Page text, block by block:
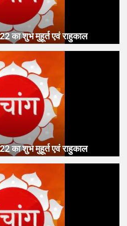
का शुभ मुहूर्त एवं राहुकाल
का शुभ मुहूर्त एवं राहुकाल